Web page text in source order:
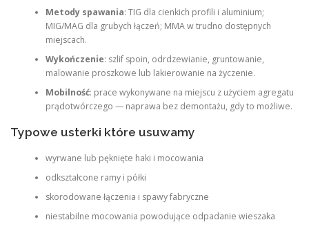
Metody spawania: TIG dla cienkich profili i aluminium;
MIG/MAG dla grubych łączeń; MMA w trudno dostępnych
miejscach.
Wykończenie: szlif spoin, odrdzewianie, gruntowanie,
malowanie proszkowe lub lakierowanie na życzenie.
Mobilność: prace wykonywane na miejscu z użyciem agregatu
prądotwórczego — naprawa bez demontażu, gdy to możliwe.
Typowe usterki które usuwamy
wyrwane lub pęknięte haki i mocowania
odkształcone ramy i półki
skorodowane łączenia i spawy fabryczne
niestabilne mocowania powodujące odpadanie wieszaka